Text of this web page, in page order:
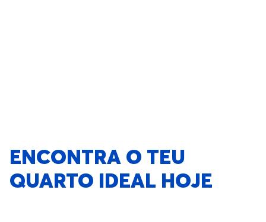
ENCONTRA O TEU
QUARTO IDEAL HOJE